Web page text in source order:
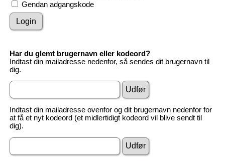
Gendan adgangskode
Har du glemt brugernavn eller kodeord?
Indtast din mailadresse nedenfor, så sendes dit brugernavn til
dig.
Indtast din mailadresse ovenfor og dit brugernavn nedenfor for
at få et nyt kodeord (et midlertidigt kodeord vil blive sendt til
dig).